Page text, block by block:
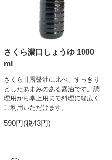
さくら濃口しょうゆ 1000
ml
さくら甘露醤油に比べ、すっきり
としたあまみのある醤油です。調
理用から卓上用まで料理に幅広く
ご利用いただけます。
590円(税43円)